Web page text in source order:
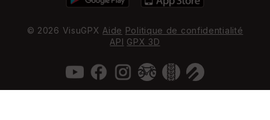
© 2026 VisuGPX Aide Politique de confidentialité
API GPX 3D